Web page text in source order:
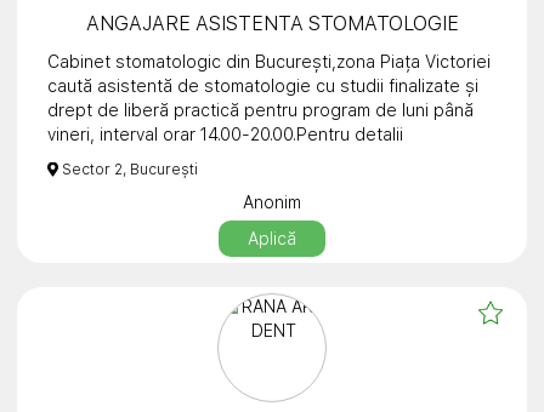
ANGAJARE ASISTENTA STOMATOLOGIE
Cabinet stomatologic din București,zona Piața Victoriei
caută asistentă de stomatologie cu studii finalizate și
drept de liberă practică pentru program de luni până
vineri, interval orar 14.00-20.00.Pentru detalii
suplimentare, vă stăm la dispoziție la numărul de
telefon 0756 166 399. Menționăm ca studenții și
persoanele aflate cu studii în curs de desfășurare nu
fac obiectul anunțului.
Sector 2, București
Anonim
Aplică